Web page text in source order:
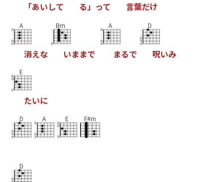
「あいして る」 って 言葉だけ
A
消えな
Bm
いままで
A
まるで
D
呪いみ
E
たいに
D A E F#m
D